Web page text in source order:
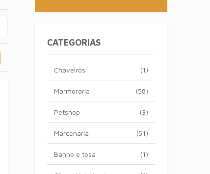
CATEGORIAS
(1)
Chaveiros
(58)
Marmoraria
(3)
Petshop
(51)
Marcenaria
(1)
Banho e tosa